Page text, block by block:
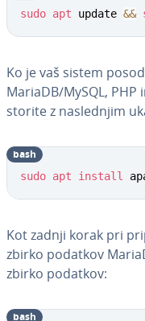
sudo apt update &&
Ko je vaš sistem
MariaDB/MySQL,
storite z na­sle­dnjim
sudo apt install
bash
Kot zadnji korak pri
zbirko podatkov
zbirko podatkov:
bash